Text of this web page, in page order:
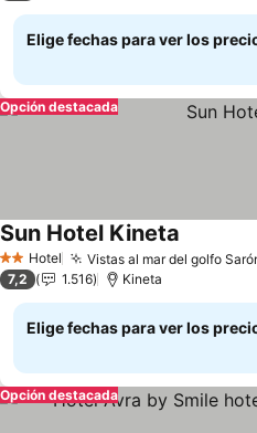
Elige fechas para ver los
Opción destacada
2 Estrellas
Hotel Vistas al mar del golfo
Sun Hotel Kineta
7,2 1.516 Kineta
Elige fechas para ver los
Opción destacada